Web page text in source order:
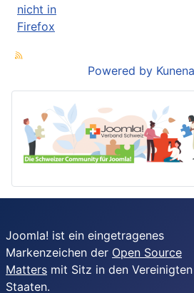
nicht in
Firefox
Powered by
Joomla! ist ein eingetragenes
Markenzeichen der Open Source
Matters mit Sitz in den Vereinigten
Staaten.